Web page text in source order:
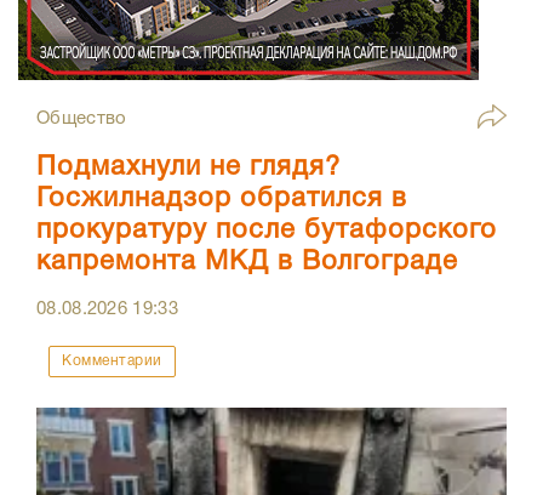
Общество
Подмахнули не глядя?
Госжилнадзор обратился в
прокуратуру после бутафорского
капремонта МКД в Волгограде
08.08.2026 19:33
Комментарии